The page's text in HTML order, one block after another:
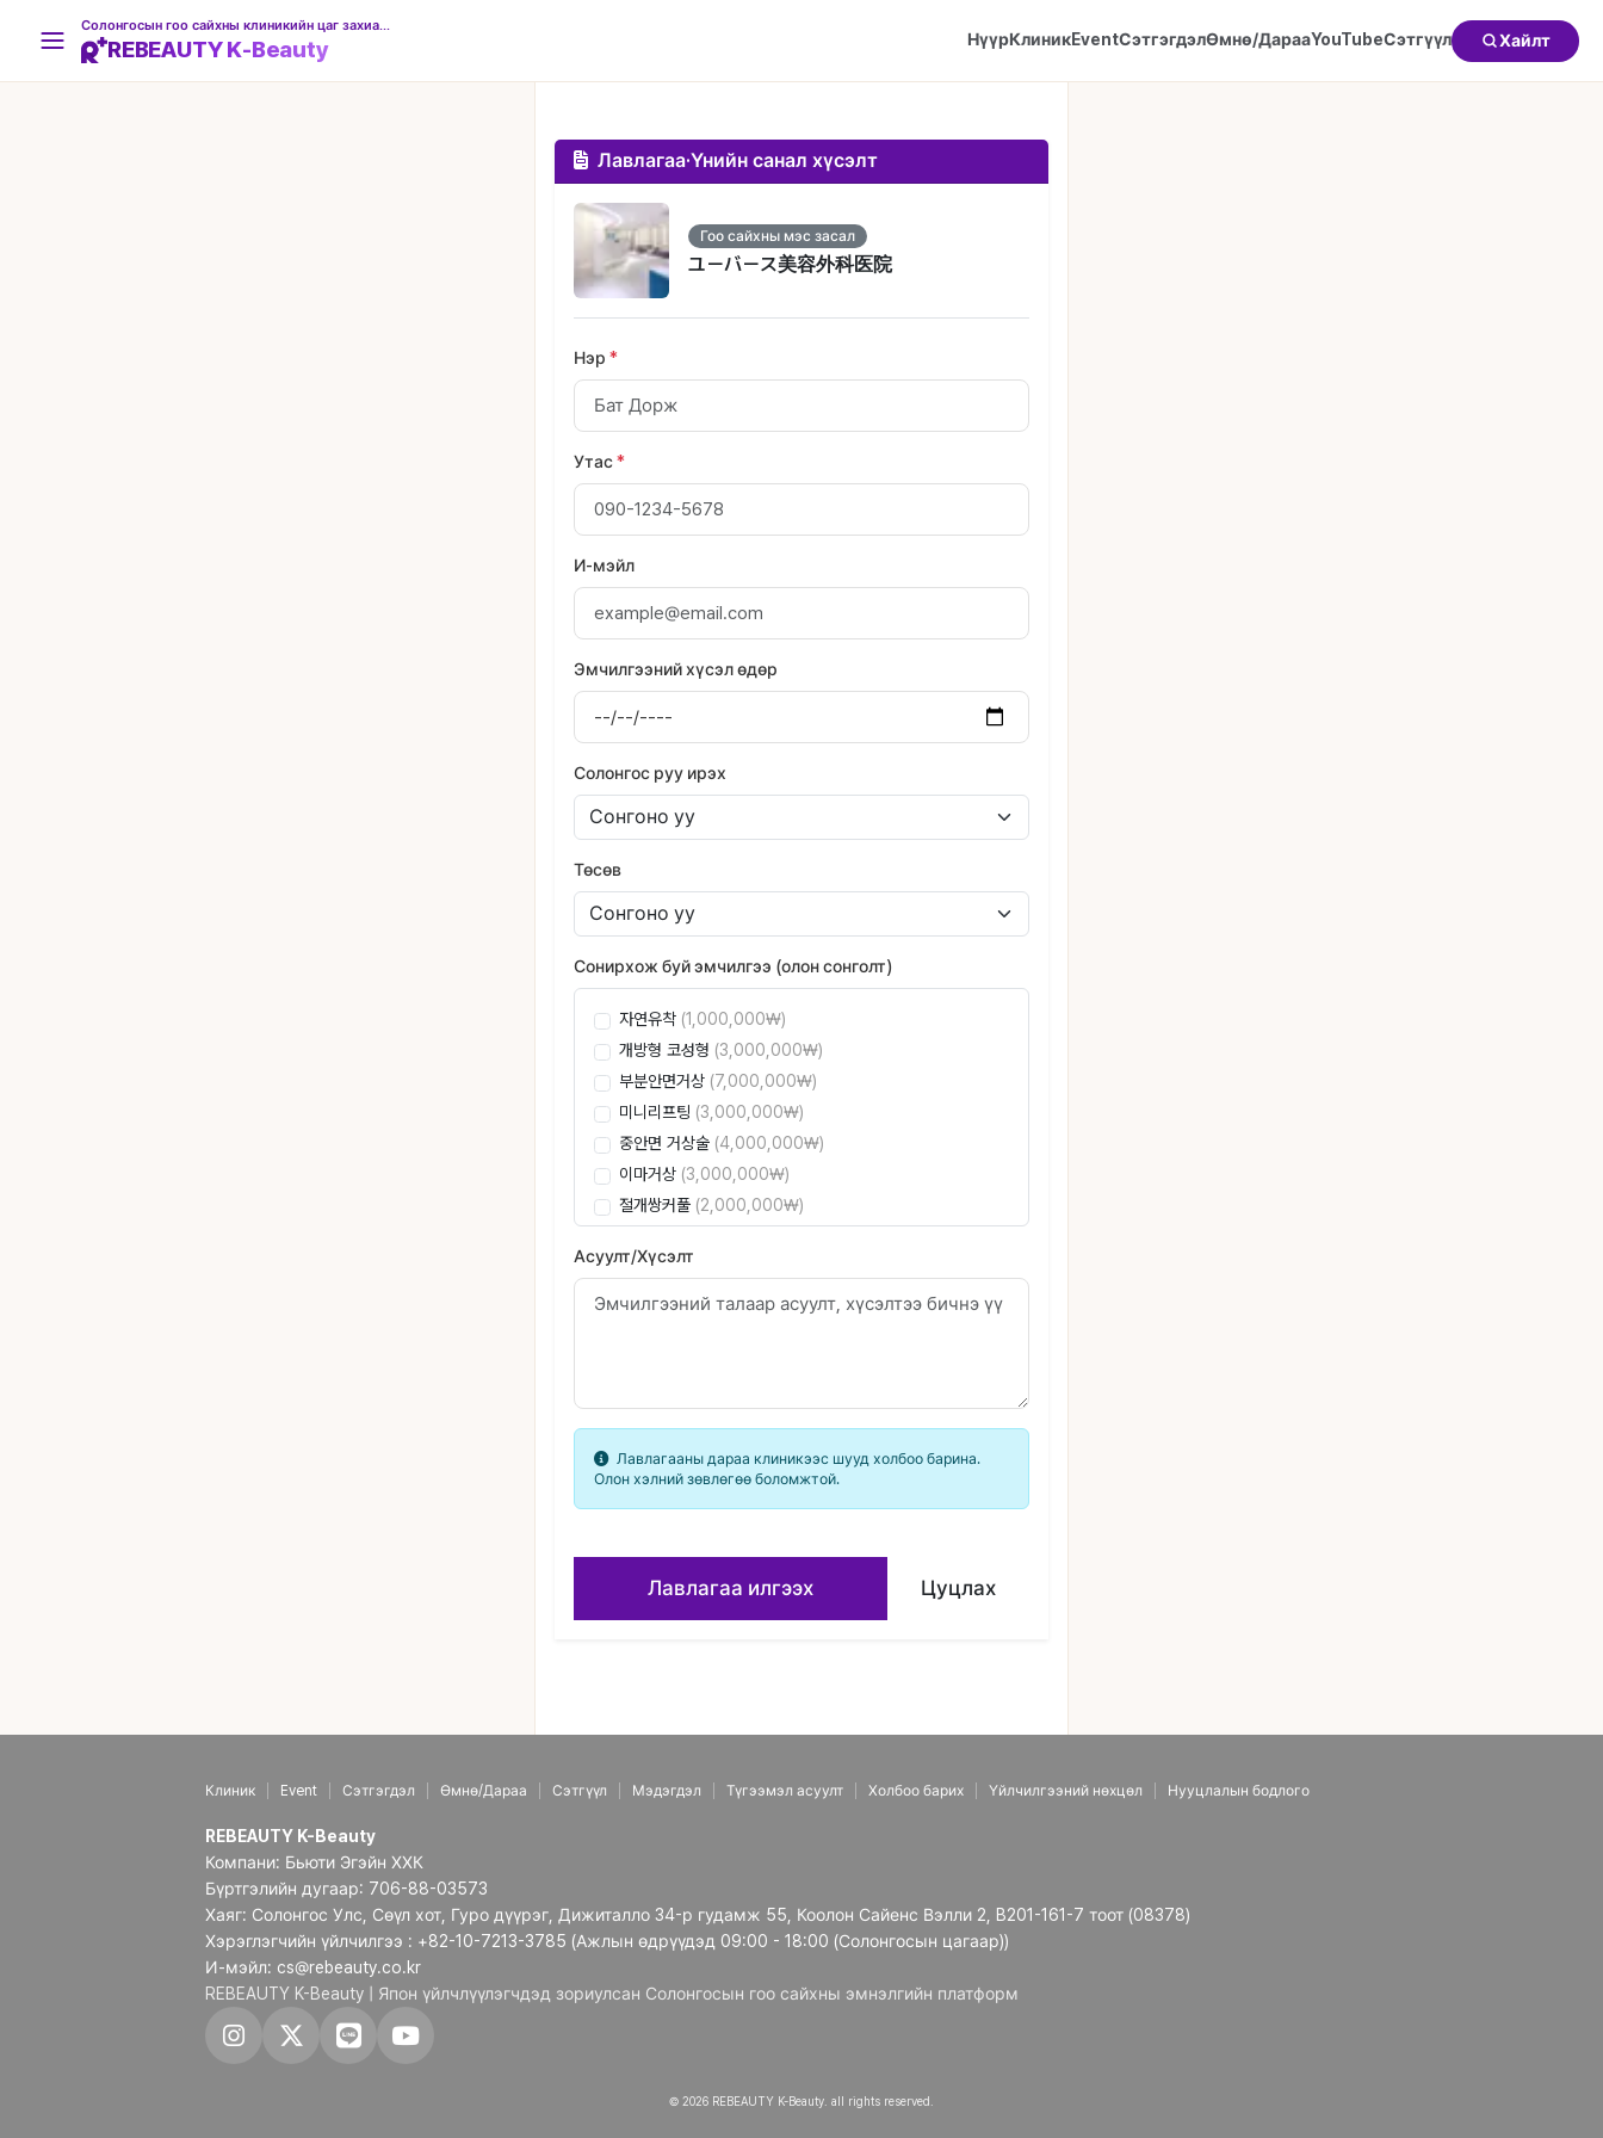
REBEAUTY K-Beauty НүүрКлиникEventСэтгэгдэлӨмнө/ДарааYouTubeСэтгүүл Хайлт
Лавлагаа·Үнийн санал хүсэлт
Гоо сайхны мэс засал
ユーバース美容外科医院
Нэр *
Утас*
И-мэйл
Эмчилгээний хүсэл өдөр
Солонгос руу ирэх
Төсөв
Сонирхож буй эмчилгээ (олон сонголт)
자연유착 (1,000,000₩)
개방형 코성형 (3,000,000₩)
부분안면거상 (7,000,000₩)
미니리프팅 (3,000,000₩)
중안면 거상술 (4,000,000₩)
이마거상 (3,000,000₩)
절개쌍커풀 (2,000,000₩)
비개방코성형
전안면거상(12,000,000₩)
눈재수술(800,000₩)
Асуулт/Хүсэлт
Лавлагааны дараа клиникээс шууд холбоо барина.
Олон хэлний зөвлөгөө боломжтой.
Лавлагаа илгээх Цуцлах
Клиник Event Сэтгэгдэл Өмнө/Дараа Сэтгүүл Мэдэгдэл Түгээмэл асуулт Холбоо барих Үйлчилгээний нөхцөл Нууцлалын бодлого
REBEAUTY K-Beauty
Компани: Бьюти Эгэйн ХХК
Бүртгэлийн дугаар: 706-88-03573
Хаяг: Солонгос Улс, Сөүл хот, Гуро дүүрэг, Дижиталло 34-р гудамж 55, Коолон Сайенс Вэлли 2, B201-161-7 тоот (08378)
Хэрэглэгчийн үйлчилгээ : +82-10-7213-3785 (Ажлын өдрүүдэд 09:00 - 18:00 (Солонгосын цагаар))
И-мэйл: cs@rebeauty.co.kr
REBEAUTY K-Beauty | Япон үйлчлүүлэгчдэд зориулсан Солонгосын гоо сайхны эмнэлгийн платформ
© 2026 REBEAUTY K-Beauty. all rights reserved.